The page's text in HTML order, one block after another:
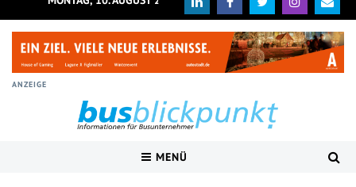
ANZEIGE
MENÜ